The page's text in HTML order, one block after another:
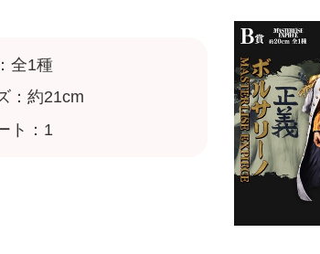
全1種
：約21cm
ト：1